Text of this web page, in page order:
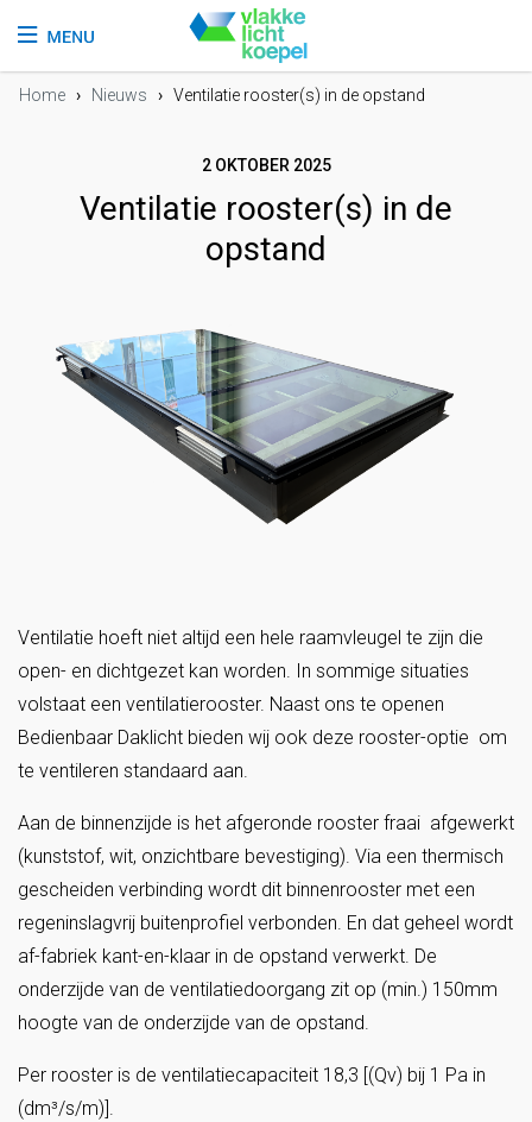
Home › Nieuws › Ventilatie rooster(s) in de opstand
2 OKTOBER 2025
Ventilatie rooster(s) in de
opstand
Ventilatie hoeft niet altijd een hele raamvleugel te zijn die
open- en dichtgezet kan worden. In sommige situaties
volstaat een ventilatierooster. Naast ons te openen
Bedienbaar Daklicht bieden wij ook deze rooster-optie om
te ventileren standaard aan.
Aan de binnenzijde is het afgeronde rooster fraai afgewerkt
(kunststof, wit, onzichtbare bevestiging). Via een thermisch
gescheiden verbinding wordt dit binnenrooster met een
regeninslagvrij buitenprofiel verbonden. En dat geheel wordt
af-fabriek kant-en-klaar in de opstand verwerkt. De
onderzijde van de ventilatiedoorgang zit op (min.) 150mm
hoogte van de onderzijde van de opstand.
Per rooster is de ventilatiecapaciteit 18,3 [(Qv) bij 1 Pa in
(dm³/s/m)].